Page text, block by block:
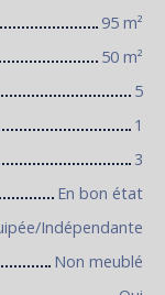
95 m²
50 m²
5
1
3
En bon état
Indépendante
Non meublé